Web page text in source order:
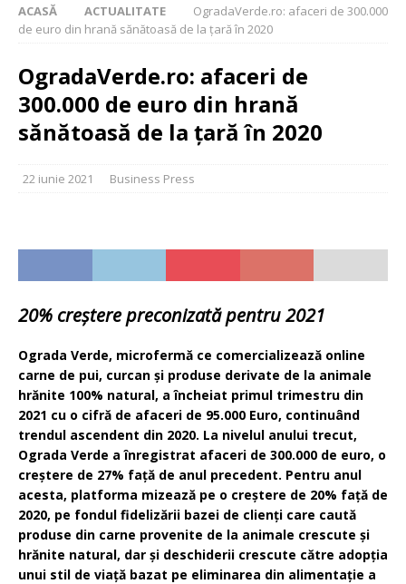
ACASĂ ACTUALITATE
OgradaVerde.ro: afaceri de 300.000
de euro din hrană sănătoasă de la țară în 2020
OgradaVerde.ro: afaceri de
300.000 de euro din hrană
sănătoasă de la țară în 2020
22 iunie 2021 Business Press
20% creștere preconizată pentru 2021
Ograda Verde, microfermă ce comercializează online
carne de pui, curcan și produse derivate de la animale
hrănite 100% natural, a încheiat primul trimestru din
2021 cu o cifră de afaceri de 95.000 Euro, continuând
trendul ascendent din 2020. La nivelul anului trecut,
Ograda Verde a înregistrat afaceri de 300.000 de euro, o
creștere de 27% față de anul precedent. Pentru anul
acesta, platforma mizează pe o creștere de 20% față de
2020, pe fondul fidelizării bazei de clienți care caută
produse din carne provenite de la animale crescute și
hrănite natural, dar și deschiderii crescute către adopția
unui stil de viață bazat pe eliminarea din alimentație a